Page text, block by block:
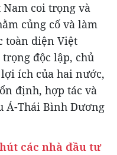
coi trọng và
củng cố và làm
toàn diện Việt
độc lập, chủ
ích của hai nước,
định, hợp tác và
Á-Thái Bình Dương
các nhà đầu tư